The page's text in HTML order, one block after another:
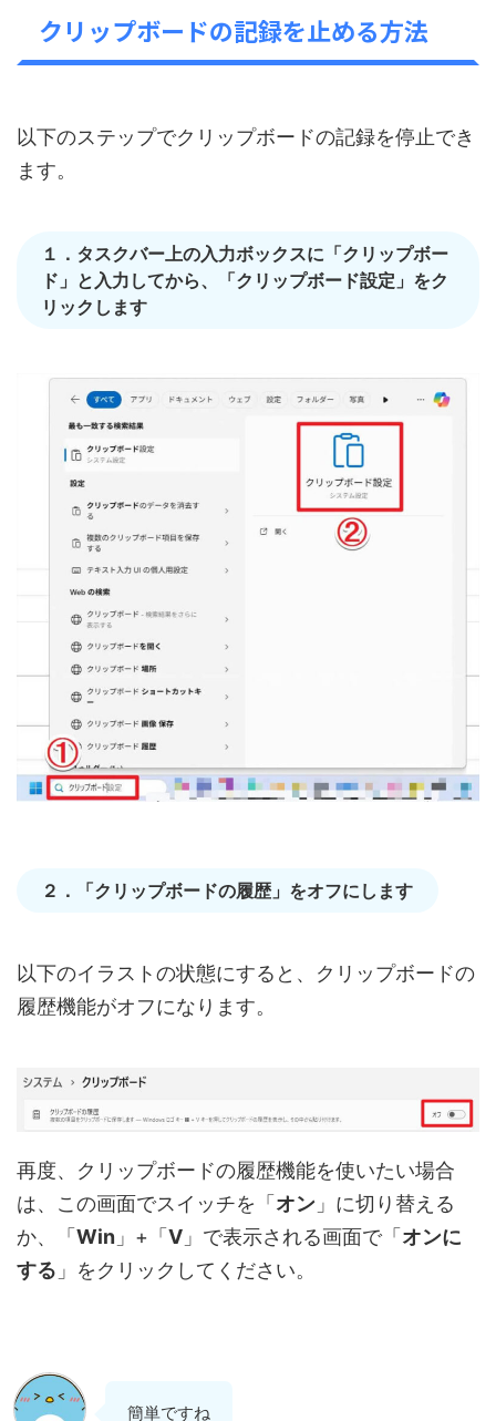
クリップボードの記録を止める方法
以下のステップでクリップボードの記録を停止でき
ます。
１．タスクバー上の入力ボックスに「クリップボー
ド」と入力してから、「クリップボード設定」をク
リックします
２．「クリップボードの履歴」をオフにします
以下のイラストの状態にすると、クリップボードの
履歴機能がオフになります。
再度、クリップボードの履歴機能を使いたい場合
は、この画面でスイッチを「 オン 」に切り替える
か、「 Win 」+「 V 」で表示される画面で「 オンに
する 」をクリックしてください。
簡単ですね